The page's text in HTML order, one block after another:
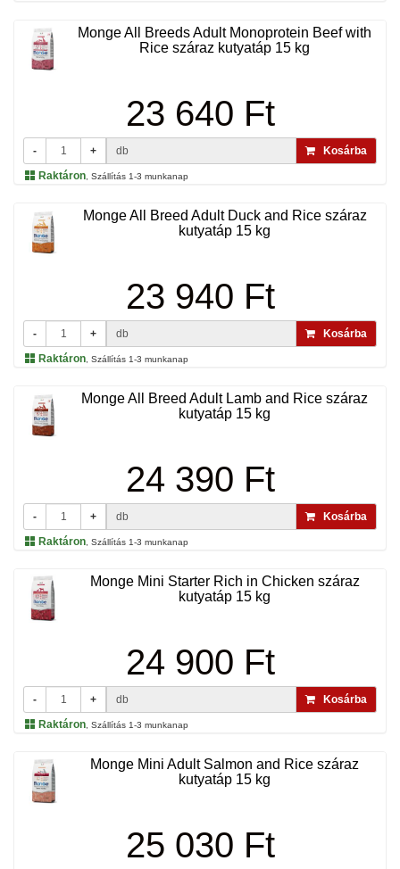
Monge All Breeds Adult Monoprotein Beef with
Rice száraz kutyatáp 15 kg
23 640 Ft
- + db
Kosárba
Raktáron , Szállítás 1-3 munkanap
Monge All Breed Adult Duck and Rice száraz
kutyatáp 15 kg
23 940 Ft
- + db
Kosárba
Raktáron , Szállítás 1-3 munkanap
Monge All Breed Adult Lamb and Rice száraz
kutyatáp 15 kg
24 390 Ft
- + db
Kosárba
Raktáron , Szállítás 1-3 munkanap
Monge Mini Starter Rich in Chicken száraz
kutyatáp 15 kg
24 900 Ft
- + db
Kosárba
Raktáron , Szállítás 1-3 munkanap
Monge Mini Adult Salmon and Rice száraz
kutyatáp 15 kg
25 030 Ft